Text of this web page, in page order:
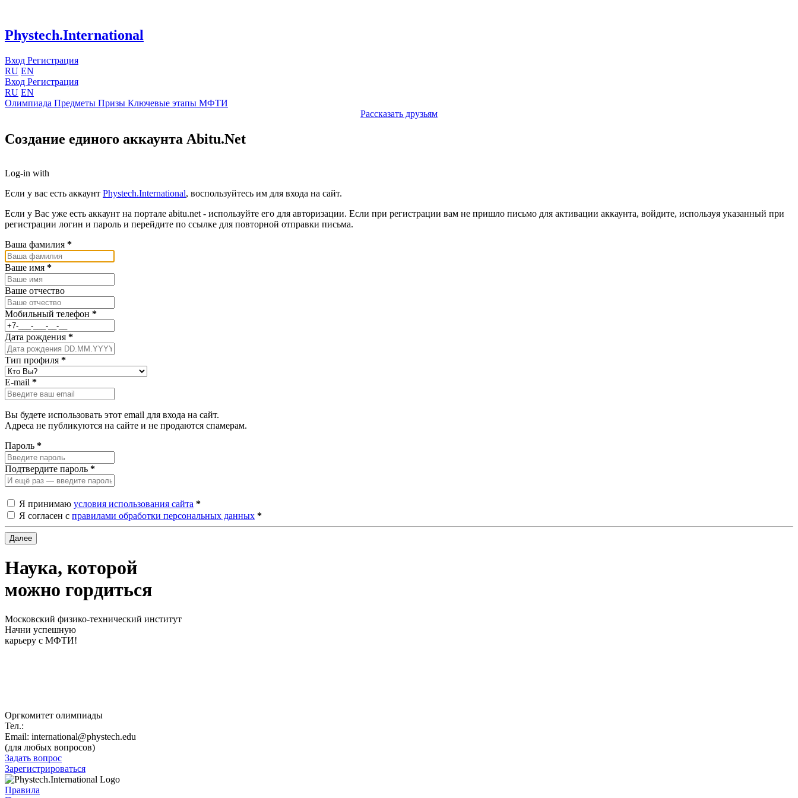
Phystech.International
Вход Регистрация
RU EN
Вход Регистрация
RU EN
Олимпиада Предметы Призы Ключевые этапы МФТИ
Рассказать друзьям
Создание единого аккаунта Abitu.Net
Log-in with
Если у вас есть аккаунт Phystech.International, воспользуйтесь им для входа на сайт.
Если у Вас уже есть аккаунт на портале abitu.net - используйте его для авторизации. Если при регистрации вам не пришло письмо для активации аккаунта, войдите, используя указанный при
регистрации логин и пароль и перейдите по ссылке для повторной отправки письма.
Ваша фамилия *
Ваше имя *
Ваше отчество
Мобильный телефон *
Дата рождения *
Тип профиля *
E-mail *
Вы будете использовать этот email для входа на сайт.
Адреса не публикуются на сайте и не продаются спамерам.
Пароль *
Подтвердите пароль *
Я принимаю условия использования сайта *
Я согласен с правилами обработки персональных данных *
Далее
Наука, которой
можно гордиться
Московский физико-технический институт
Начни успешную
карьеру с МФТИ!
Оргкомитет олимпиады
Тел.:
Email: international@phystech.edu
(для любых вопросов)
Задать вопрос
Зарегистрироваться
Правила